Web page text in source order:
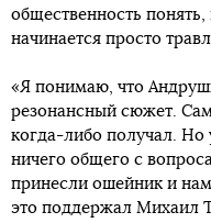
общественность понять,
начинается просто
«Я понимаю, что
резонансный сюжет.
когда-либо получал. Но
ничего общего с
принесли ошейник и
это поддержал Михаил